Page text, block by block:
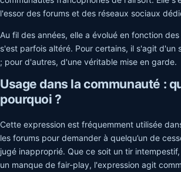
l'essor des forums et des réseaux sociaux
Au fil des années, elle a évolué en fonction
s'est parfois altéré. Pour certains, il s'agit d'un
; pour d'autres, d'une véritable mise en garde.
Usage dans la communauté :
pourquoi ?
Cette expression est fréquemment utilisée
les forums pour demander à quelqu’un de
jugé inapproprié. Que ce soit un tir
un manque de fair-play, l'expression agit